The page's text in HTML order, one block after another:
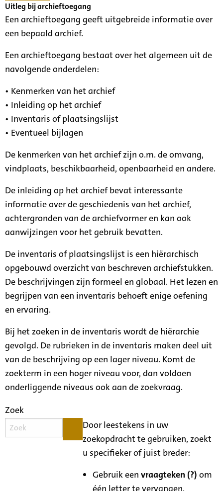
Uitleg bij archieftoegang
Een archieftoegang geeft uitgebreide informatie over
een bepaald archief.
Een archieftoegang bestaat over het algemeen uit de
navolgende onderdelen:
• Kenmerken van het archief
• Inleiding op het archief
• Inventaris of plaatsingslijst
• Eventueel bijlagen
De kenmerken van het archief zijn o.m. de omvang,
vindplaats, beschikbaarheid, openbaarheid en andere.
De inleiding op het archief bevat interessante
informatie over de geschiedenis van het archief,
achtergronden van de archiefvormer en kan ook
aanwijzingen voor het gebruik bevatten.
De inventaris of plaatsingslijst is een hiërarchisch
opgebouwd overzicht van beschreven archiefstukken.
De beschrijvingen zijn formeel en globaal. Het lezen en
begrijpen van een inventaris behoeft enige oefening
en ervaring.
Bij het zoeken in de inventaris wordt de hiërarchie
gevolgd. De rubrieken in de inventaris maken deel uit
van de beschrijving op een lager niveau. Komt de
zoekterm in een hoger niveau voor, dan voldoen
onderliggende niveaus ook aan de zoekvraag.
Zoek
Door leestekens in uw
zoekopdracht te gebruiken, zoekt
u specifieker of juist breder:
Gebruik eenvraagteken (?) om
één letter te vervangen.